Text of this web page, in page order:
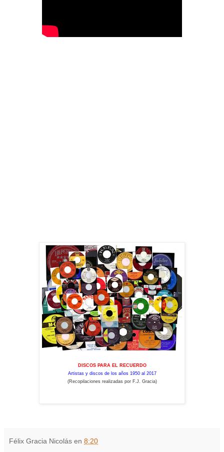
DISCOS PARA EL RECUERDO
Artistas y discos de los años 1950 al 2017
(Recopilaciones realizadas por F.J. Gracia)
Félix Gracia Nicolás en 8:20